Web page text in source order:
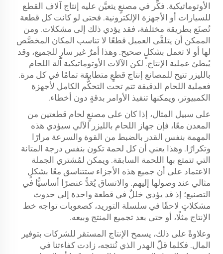
الأوتوماتيكية. فكِّر في مصنعٍ يتعيَّن عليه إنتاج آلاف القطع
للسيارات أو الأجهزة الإلكترونية. فحتى لو كانت كل قطعة
تُصنَع بطريقة مختلفة، فقد يؤدي ذلك إلى مشكلات. ومن
الممكن أن يتلقَّى العميل قطعًا لا تناسب المكان المخصَّص
لها أو لا تعمل بشكلٍ صحيح. وهذا أمرٌ غير سارٍ للجميع، وقد
يُبطئ عملية الإنتاج. لكن الآلات الأوتوماتيكية آلة اللحام
بالليزر تتيح للمصانع إنتاج قطعٍ متطابقة تمامًا في كل مرة.
فعملية اللحام الدقيقة تتم تحت التحكُّم الكامل لأجهزة
الكمبيوتر، ويمكنها تنفيذ الأوامر بدقةٍ دون أخطاء.
على سبيل المثال، إذا كان على مصنعٍ لحام قطعتين من
المعدن معًا، فإن جهاز اللحام بالليزر الآلي سيؤدي هذه
المهمة بنفس القدر بالضبط من القوة والسرعة مرارًا
وتكرارًا. وهذا يعني أن كل لحمة تكون بنفس درجة المتانة
التي تتمتع بها اللحمة السابقة. ويمكن لمُشتري الجملة
الاعتماد على أن جميع هذه الأجزاء ستتناسق معًا بشكلٍ
مثالي عند وصولها إليهم. والاتساق يُعَدُّ عنصرًا أساسيًّا في
التصنيع؛ إذ قد يؤدي خللٌ في قطعة واحدة إلى حدوث
مشكلاتٍ لاحقًا في سلسلة التوريد، كصعوبات تواجه خط
الإنتاج مثلًا، أو حتى بعد تجميع المنتج وبيعه.
وعلاوةً على ذلك، يسمح الإنتاج المستقر للشركات بتوفير
المال. فكلما قلّ الهدر الذي نُنتجه، زادت كفاءتنا في